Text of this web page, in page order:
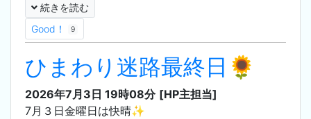
続きを読む
Good！
9
ひまわり迷路最終日🌻
2026年7月3日 19時08分 [HP主担当]
7月３日金曜日は快晴✨